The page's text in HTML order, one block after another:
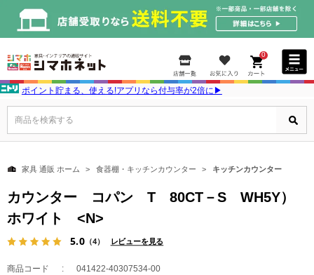
0
ポイント貯まる、使える!アプリなら付与率が2倍に▶
商品を検索する
家具 通販 ホーム 食器棚・キッチンカウンター キッチンカウンター
カウンター コパン T 80CT－S WH5Y）
ホワイト <N>
5.0（4） レビューを見る
商品コード 041422-40307534-00